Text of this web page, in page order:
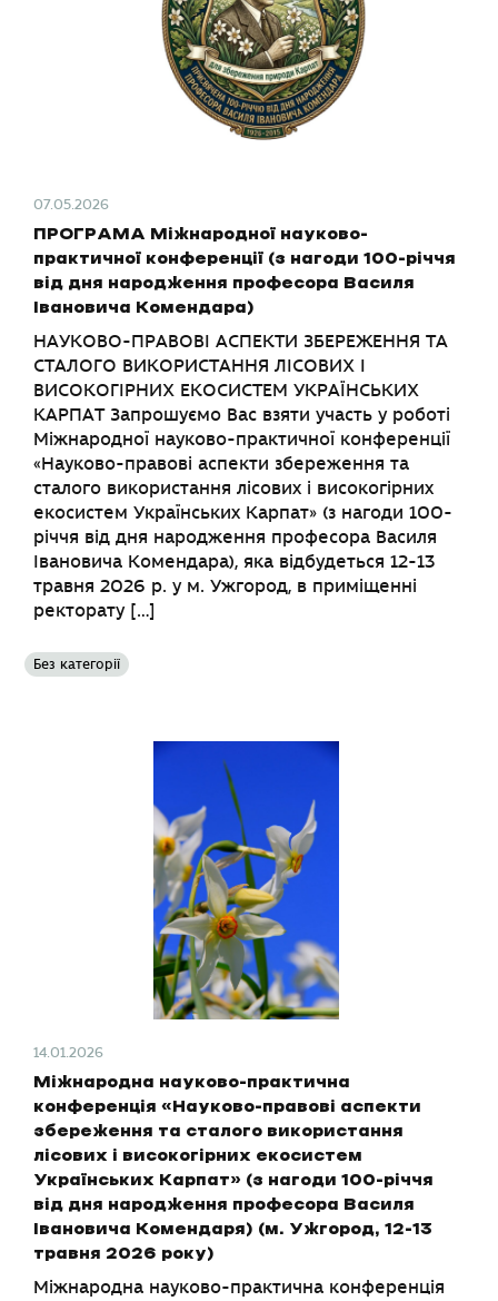
07.05.2026
ПРОГРАМА Міжнародної науково-
практичної конференції (з нагоди 100-річчя
від дня народження професора Василя
Івановича Комендара)
НАУКОВО-ПРАВОВІ АСПЕКТИ ЗБЕРЕЖЕННЯ ТА
СТАЛОГО ВИКОРИСТАННЯ ЛІСОВИХ І
ВИСОКОГІРНИХ ЕКОСИСТЕМ УКРАЇНСЬКИХ
КАРПАТ Запрошуємо Вас взяти участь у роботі
Міжнародної науково-практичної конференції
«Науково-правові аспекти збереження та
сталого використання лісових і високогірних
екосистем Українських Карпат» (з нагоди 100-
річчя від дня народження професора Василя
Івановича Комендара), яка відбудеться 12-13
травня 2026 р. у м. Ужгород, в приміщенні
ректорату […]
Без категорії
14.01.2026
Міжнародна науково-практична
конференція «Науково-правові аспекти
збереження та сталого використання
лісових і високогірних екосистем
Українських Карпат» (з нагоди 100-річчя
від дня народження професора Василя
Івановича Комендаря) (м. Ужгород, 12-13
травня 2026 року)
Міжнародна науково-практична конференція